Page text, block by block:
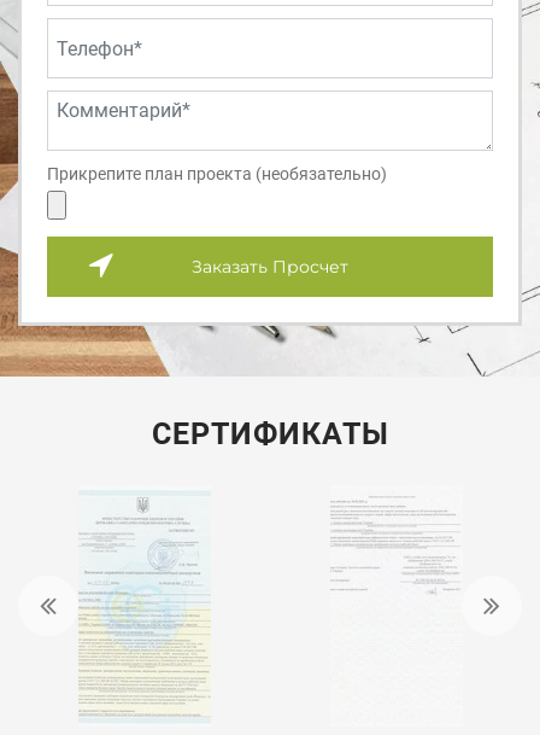
Прикрепите план проекта (необязательно)
Заказать Просчет
СЕРТИФИКАТЫ